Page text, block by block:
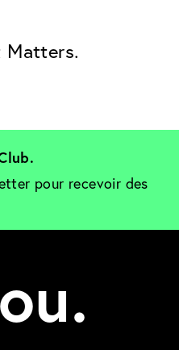
Matters.
pour recevoir des